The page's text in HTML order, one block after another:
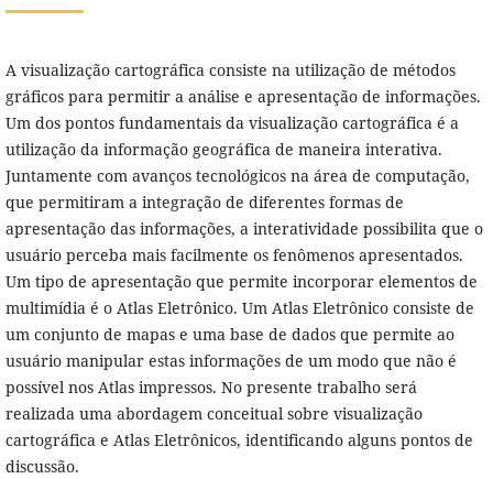
A visualização cartográfica consiste na utilização de métodos
gráficos para permitir a análise e apresentação de informações.
Um dos pontos fundamentais da visualização cartográfica é a
utilização da informação geográfica de maneira interativa.
Juntamente com avanços tecnológicos na área de computação,
que permitiram a integração de diferentes formas de
apresentação das informações, a interatividade possibilita que o
usuário perceba mais facilmente os fenômenos apresentados.
Um tipo de apresentação que permite incorporar elementos de
multimídia é o Atlas Eletrônico. Um Atlas Eletrônico consiste de
um conjunto de mapas e uma base de dados que permite ao
usuário manipular estas informações de um modo que não é
possível nos Atlas impressos. No presente trabalho será
realizada uma abordagem conceitual sobre visualização
cartográfica e Atlas Eletrônicos, identificando alguns pontos de
discussão.